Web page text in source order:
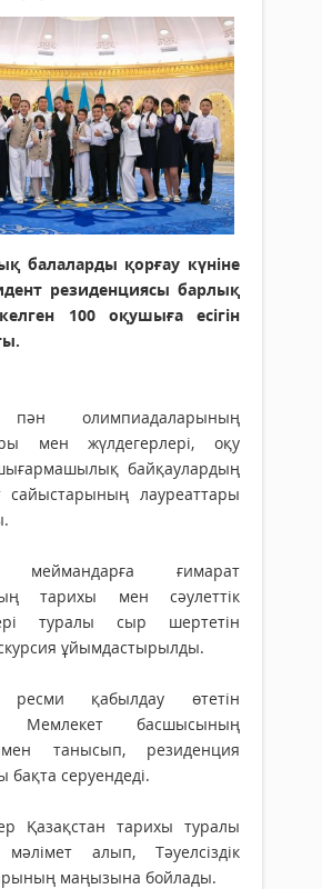
балаларды қорғау күніне
резиденциясы барлық
100 оқушыға есігін
пән олимпиадаларының
мен жүлдегерлері, оқу
байқаулардың
сайыстарының лауреаттары
меймандарға ғимарат
тарихы мен сәулеттік
туралы сыр шертетін
ұйымдастырылды.
ресми қабылдау өтетін
Мемлекет басшысының
танысып, резиденция
бақта серуендеді.
Қазақстан тарихы туралы
алып, Тәуелсіздік
маңызына бойлады.